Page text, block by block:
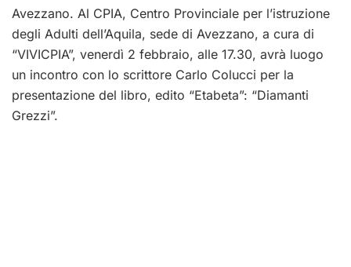
Avezzano. Al CPIA, Centro Provinciale per l’istruzione
degli Adulti dell’Aquila, sede di Avezzano, a cura di
“VIVICPIA”, venerdì 2 febbraio, alle 17.30, avrà luogo
un incontro con lo scrittore Carlo Colucci per la
presentazione del libro, edito “Etabeta”: “Diamanti
Grezzi”.